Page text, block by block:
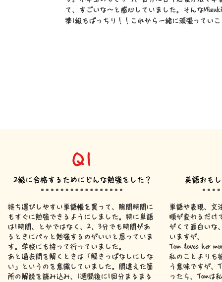
て、すごいな～と感心していました。そんな
準1級もばっちり！！これから一緒に頑張ってい
Q1
2級に合格するためにどんな勉強をした？
持ち運びしやすい単語帳を買って、隙間時間に
もすぐに勉強できるようにしました。特に単語
は1時間、とかではなく、2，3分でも時間があ
るときにパッと勉強するのがいいと思っていま
す。学校にも持って行っていました。
あと過去問を解くときは「解きっぱなしにしな
い」というのを意識していました。間違えた箇
所の解説を読み込み、1週間後に1回分まるまる
英語おも
単語や表現、文
順が変わるだけ
がくて面白いな
いますが、
Tom loves her
私のことよりも
う意味ですが、
ったら、Tomは